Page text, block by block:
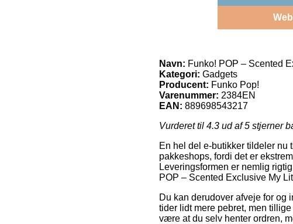
Navn: Funko! POP – Scented
Kategori: Gadgets
Producent: Funko Pop!
Varenummer: 2384EN
EAN: 889698543217
Vurderet til 4.3 ud af 5 stjerner
En hel del e-butikker tildeler
pakkeshops, fordi det er
Leveringsformen er nemlig
POP – Scented Exclusive My
Du kan derudover afveje for og
tider lidt mere pebret, men
være at du selv henter ordren,